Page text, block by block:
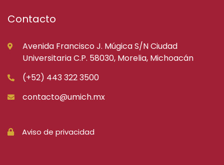
Contacto
Avenida Francisco J. Múgica S/N Ciudad
Universitaria C.P. 58030, Morelia, Michoacán
(+52) 443 322 3500
contacto@umich.mx
Aviso de privacidad